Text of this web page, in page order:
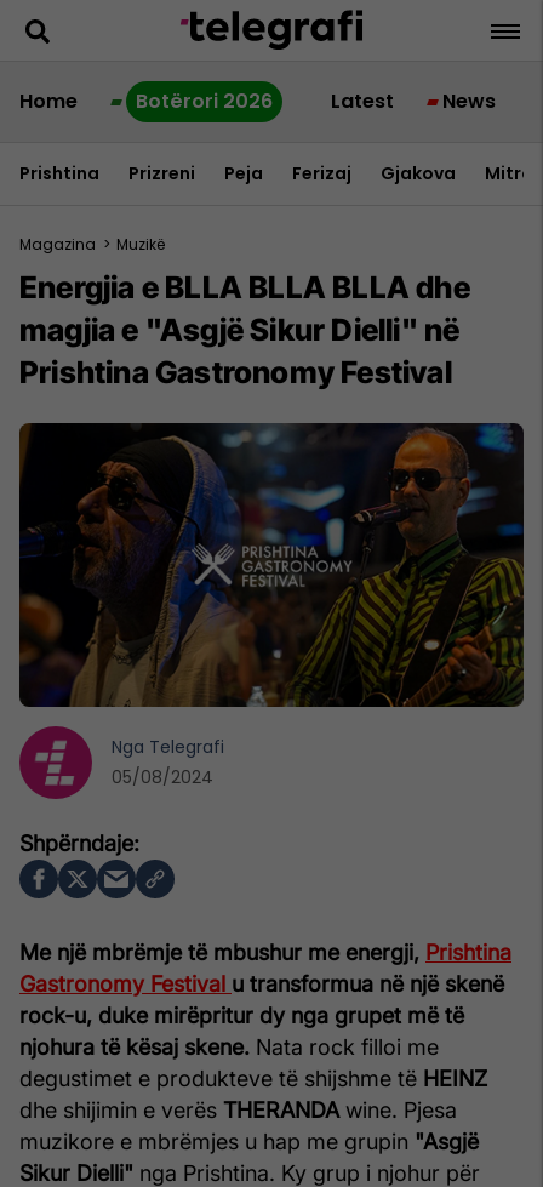
Home Botërori 2026 Latest News
Prishtina Prizreni Peja Ferizaj Gjakova
Magazina > Muzikë
Energjia e BLLA BLLA BLLA dhe
magjia e "Asgjë Sikur Dielli" në
Prishtina Gastronomy Festival
Me një mbrëmje të mbushur me energji, Prishtina
Gastronomy Festival u transformua në një skenë
rock-u, duke mirëpritur dy nga grupet më të
njohura të kësaj skene. Nata rock filloi me
degustimet e produkteve të shijshme të HEINZ
dhe shijimin e verës THERANDAwine. Pjesa
muzikore e mbrëmjes u hap me grupin "Asgjë
Sikur Dielli" nga Prishtina. Ky grup i njohur për
Nga Telegrafi
05/08/2024